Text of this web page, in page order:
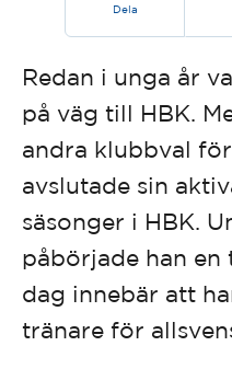
Dela
Redan i unga år
på väg till HBK.
andra klubbval
avslutade sin
säsonger i HBK.
påbörjade han en
dag innebär att
tränare för